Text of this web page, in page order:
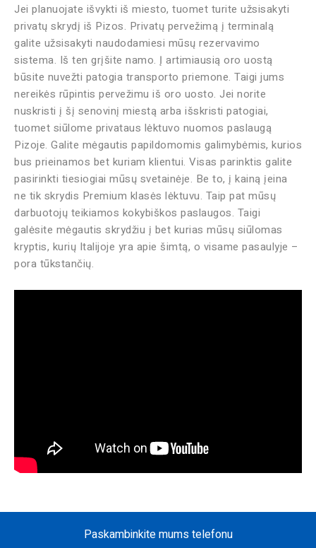
Jei planuojate išvykti iš miesto, tuomet turite užsisakyti
privatų skrydį iš Pizos. Privatų pervežimą į terminalą
galite užsisakyti naudodamiesi mūsų rezervavimo
sistema. Iš ten grįšite namo. Į artimiausią oro uostą
būsite nuvežti patogia transporto priemone. Taigi jums
nereikės rūpintis pervežimu iš oro uosto. Jei norite
nuskristi į šį senovinį miestą arba išskristi patogiai,
tuomet siūlome privataus lėktuvo nuomos paslaugą
Pizoje. Galite mėgautis papildomomis galimybėmis, kurios
bus prieinamos bet kuriam klientui. Visas parinktis galite
pasirinkti tiesiogiai mūsų svetainėje. Be to, į kainą įeina
ne tik skrydis Premium klasės lėktuvu. Taip pat mūsų
darbuotojų teikiamos kokybiškos paslaugos. Taigi
galėsite mėgautis skrydžiu į bet kurias mūsų siūlomas
kryptis, kurių Italijoje yra apie šimtą, o visame pasaulyje –
pora tūkstančių.
Paskambinkite mums telefonu